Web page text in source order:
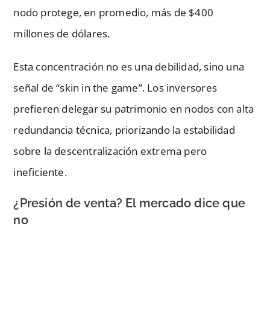
nodo protege, en promedio, más de $400
millones de dólares.
Esta concentración no es una debilidad, sino una
señal de “skin in the game”. Los inversores
prefieren delegar su patrimonio en nodos con alta
redundancia técnica, priorizando la estabilidad
sobre la descentralización extrema pero
ineficiente.
¿Presión de venta? El mercado dice que
no